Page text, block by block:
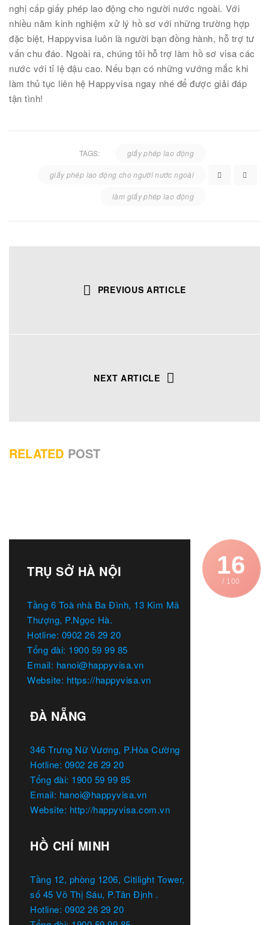
nghị cấp giấy phép lao động cho người nước ngoài. Với
nhiều năm kinh nghiệm xử lý hồ sơ với những trường hợp
đặc biệt, Happyvisa luôn là người bạn đồng hành, hỗ trợ tư
vấn chu đáo. Ngoài ra, chúng tôi hỗ trợ làm hồ sơ visa các
nước với tỉ lệ đậu cao. Nếu bạn có những vướng mắc khi
làm thủ tục liên hệ Happyvisa ngay nhé để được giải đáp
tận tình!
TAGS: giấy phép lao động
giấy phép lao động cho người nước ngoài
làm giấy phép lao động
PREVIOUS ARTICLE
NEXT ARTICLE
RELATED POST
16
/ 100
TRỤ SỞ HÀ NỘI
Tầng 6 Toà nhà Ba Đình, 13 Kim Mã
Thượng, P.Ngọc Hà.
Hotline: 0902 26 29 20
Tổng đài: 1900 59 99 85
Email: hanoi@happyvisa.vn
Website: https://happyvisa.vn
ĐÀ NẴNG
346 Trưng Nữ Vương, P.Hòa Cường
Hotline: 0902 26 29 20
Tổng đài: 1900 59 99 85
Email: hanoi@happyvisa.vn
Website: http://happyvisa.com.vn
HỒ CHÍ MINH
Tầng 12, phòng 1206, Citilight Tower,
số 45 Võ Thị Sáu, P.Tân Định .
Hotline: 0902 26 29 20